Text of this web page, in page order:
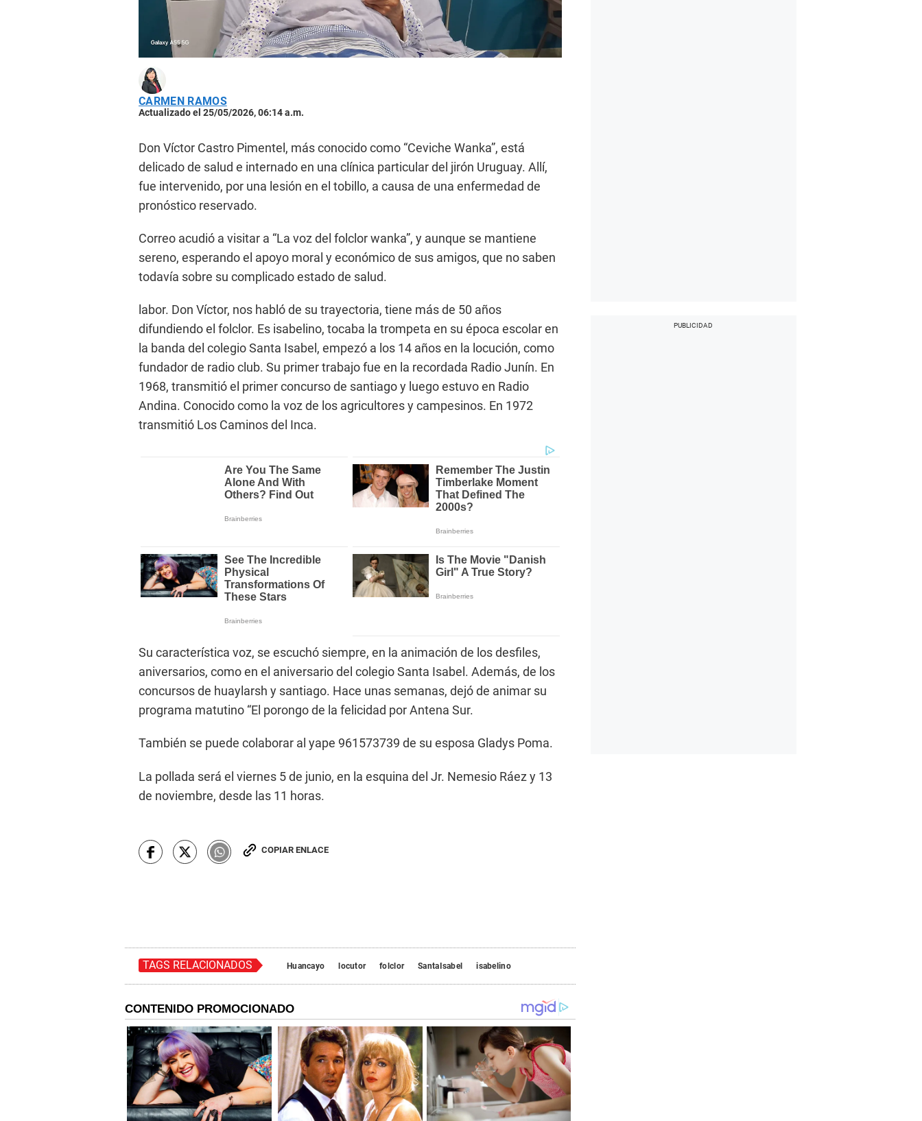
CARMEN RAMOS
Actualizado el 25/05/2026, 06:14 a.m.
Don Víctor Castro Pimentel, más conocido como “Ceviche Wanka”, está
delicado de salud e internado en una clínica particular del jirón Uruguay. Allí,
fue intervenido, por una lesión en el tobillo, a causa de una enfermedad de
pronóstico reservado.
Correo acudió a visitar a “La voz del folclor wanka”, y aunque se mantiene
sereno, esperando el apoyo moral y económico de sus amigos, que no saben
todavía sobre su complicado estado de salud.
labor. Don Víctor, nos habló de su trayectoria, tiene más de 50 años
difundiendo el folclor. Es isabelino, tocaba la trompeta en su época escolar en
la banda del colegio Santa Isabel, empezó a los 14 años en la locución, como
fundador de radio club. Su primer trabajo fue en la recordada Radio Junín. En
1968, transmitió el primer concurso de santiago y luego estuvo en Radio
Andina. Conocido como la voz de los agricultores y campesinos. En 1972
transmitió Los Caminos del Inca.
Su característica voz, se escuchó siempre, en la animación de los desfiles,
aniversarios, como en el aniversario del colegio Santa Isabel. Además, de los
concursos de huaylarsh y santiago. Hace unas semanas, dejó de animar su
programa matutino “El porongo de la felicidad por Antena Sur.
También se puede colaborar al yape 961573739 de su esposa Gladys Poma.
La pollada será el viernes 5 de junio, en la esquina del Jr. Nemesio Ráez y 13
de noviembre, desde las 11 horas.
COPIAR ENLACE
TAGS RELACIONADOS Huancayo locutor folclor SantaIsabel isabelino